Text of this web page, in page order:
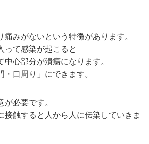
みがないという特徴があります。
って感染が起こると
中心部分が潰瘍になります。
口周り」にできます。
必要です。
接触すると人から人に伝染していきま